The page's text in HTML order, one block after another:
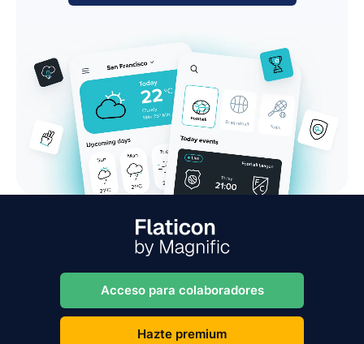
Acceso para colaboradores
Hazte premium